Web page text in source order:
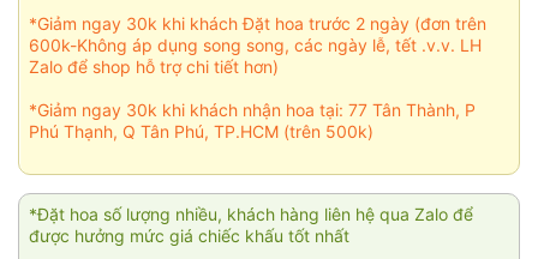
*Giảm ngay 30k khi khách Đặt hoa trước 2 ngày (đơn trên
600k-Không áp dụng song song, các ngày lễ, tết .v.v. LH
Zalo để shop hỗ trợ chi tiết hơn)
*Giảm ngay 30k khi khách nhận hoa tại: 77 Tân Thành, P
Phú Thạnh, Q Tân Phú, TP.HCM (trên 500k)
*Đặt hoa số lượng nhiều, khách hàng liên hệ qua Zalo để
được hưởng mức giá chiếc khấu tốt nhất